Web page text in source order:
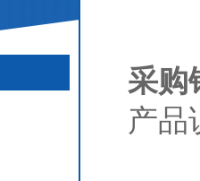
采购
产品